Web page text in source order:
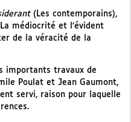
(Les contemporains),
La médiocrité et l’évident
de la véracité de la
importants travaux de
Poulat et Jean Gaumont,
servi, raison pour laquelle